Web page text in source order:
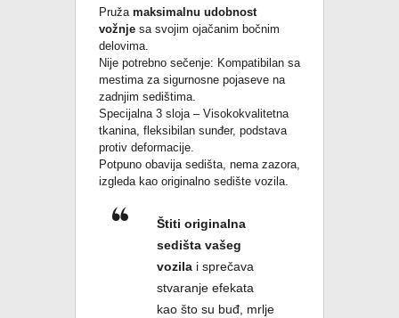
Pruža maksimalnu udobnost
vožnje sa svojim ojačanim bočnim
delovima.
Nije potrebno sečenje: Kompatibilan sa
mestima za sigurnosne pojaseve na
zadnjim sedištima.
Specijalna 3 sloja – Visokokvalitetna
tkanina, fleksibilan sunđer, podstava
protiv deformacije.
Potpuno obavija sedišta, nema zazora,
izgleda kao originalno sedište vozila.
Štiti originalna
sedišta vašeg
vozila i sprečava
stvaranje efekata
kao što su buđ, mrlje